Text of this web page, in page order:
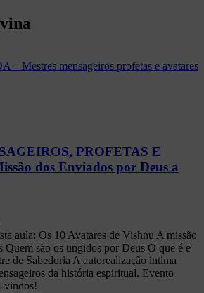
PROFETAS E
dos Enviados por Deus a
aula: Os 10 Avatares de Vishnu A missão
Quem são os ungidos por Deus O que é e
de Sabedoria A autorealização íntima
da história espiritual. Evento
vindos!